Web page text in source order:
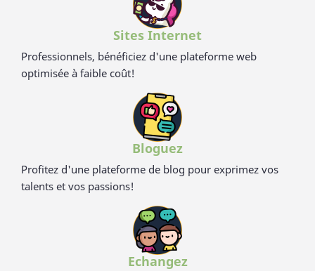
eco-friendliness et non-toxicité.
Sites Internet
Professionnels, bénéficiez d'une plateforme web
optimisée à faible coût!
Bloguez
Profitez d'une plateforme de blog pour exprimez vos
talents et vos passions!
Echangez